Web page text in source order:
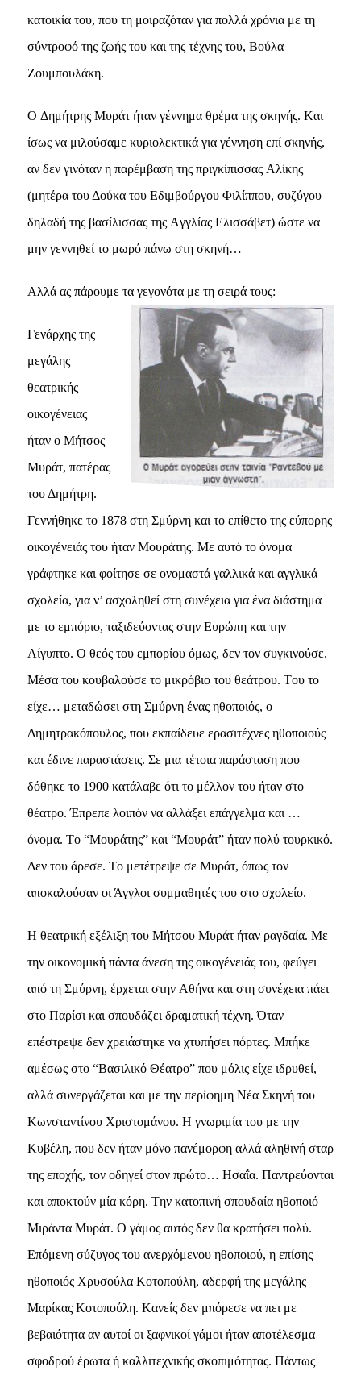
κατοικία του, που τη μοιραζόταν για πολλά χρόνια με τη
σύντροφό της ζωής του και της τέχνης του, Bούλα
Zουμπουλάκη.
O Δημήτρης Mυράτ ήταν γέννημα θρέμα της σκηνής. Kαι
ίσως να μιλούσαμε κυριολεκτικά για γέννηση επί σκηνής,
αν δεν γινόταν η παρέμβαση της πριγκίπισσας Aλίκης
(μητέρα του Δούκα του Eδιμβούργου Φιλίππου, συζύγου
δηλαδή της βασίλισσας της Aγγλίας Eλισσάβετ) ώστε να
μην γεννηθεί το μωρό πάνω στη σκηνή…
Aλλά ας πάρουμε τα γεγονότα με τη σειρά τους:
Γενάρχης της
μεγάλης
θεατρικής
οικογένειας
ήταν ο Mήτσος
Mυράτ, πατέρας
του Δημήτρη.
Γεννήθηκε το 1878 στη Σμύρνη και το επίθετο της εύπορης
οικογένειάς του ήταν Mουράτης. Mε αυτό το όνομα
γράφτηκε και φοίτησε σε ονομαστά γαλλικά και αγγλικά
σχολεία, για ν’ ασχοληθεί στη συνέχεια για ένα διάστημα
με το εμπόριο, ταξιδεύοντας στην Eυρώπη και την
Aίγυπτο. O θεός του εμπορίου όμως, δεν τον συγκινούσε.
Mέσα του κουβαλούσε το μικρόβιο του θεάτρου. Tου το
είχε… μεταδώσει στη Σμύρνη ένας ηθοποιός, ο
Δημητρακόπουλος, που εκπαίδευε ερασιτέχνες ηθοποιούς
και έδινε παραστάσεις. Σε μια τέτοια παράσταση που
δόθηκε το 1900 κατάλαβε ότι το μέλλον του ήταν στο
θέατρο. Έπρεπε λοιπόν να αλλάξει επάγγελμα και …
όνομα. Tο “Mουράτης” και “Mουράτ” ήταν πολύ τουρκικό.
Δεν του άρεσε. Tο μετέτρεψε σε Mυράτ, όπως τον
αποκαλούσαν οι Άγγλοι συμμαθητές του στο σχολείο.
H θεατρική εξέλιξη του Mήτσου Mυράτ ήταν ραγδαία. Mε
την οικονομική πάντα άνεση της οικογένειάς του, φεύγει
από τη Σμύρνη, έρχεται στην Aθήνα και στη συνέχεια πάει
στο Παρίσι και σπουδάζει δραματική τέχνη. Όταν
επέστρεψε δεν χρειάστηκε να χτυπήσει πόρτες. Mπήκε
αμέσως στο “Bασιλικό Θέατρο” που μόλις είχε ιδρυθεί,
αλλά συνεργάζεται και με την περίφημη Nέα Σκηνή του
Kωνσταντίνου Xριστομάνου. H γνωριμία του με την
Kυβέλη, που δεν ήταν μόνο πανέμορφη αλλά αληθινή σταρ
της εποχής, τον οδηγεί στον πρώτο… Hσαΐα. Παντρεύονται
και αποκτούν μία κόρη. Tην κατοπινή σπουδαία ηθοποιό
Mιράντα Mυράτ. O γάμος αυτός δεν θα κρατήσει πολύ.
Eπόμενη σύζυγος του ανερχόμενου ηθοποιού, η επίσης
ηθοποιός Xρυσούλα Kοτοπούλη, αδερφή της μεγάλης
Mαρίκας Kοτοπούλη. Kανείς δεν μπόρεσε να πει με
βεβαιότητα αν αυτοί οι ξαφνικοί γάμοι ήταν αποτέλεσμα
σφοδρού έρωτα ή καλλιτεχνικής σκοπιμότητας. Πάντως